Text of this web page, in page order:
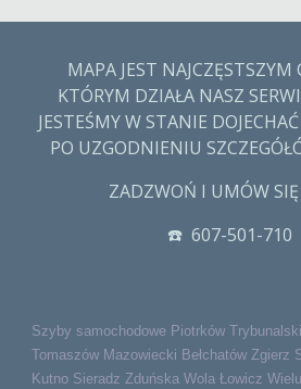
MAPA JEST
KTÓRYM DZIAŁA NASZ
JESTEŚMY W STANIE
PO UZGODNIENIU
ZADZWOŃ I UMÓW
☎️ 607-501-
Szyby samochodowe Piotrków
Tomaszów Mazowiecki Bełchatów Zgierz
Kutno Sieradz Zduńska Wola Łowicz